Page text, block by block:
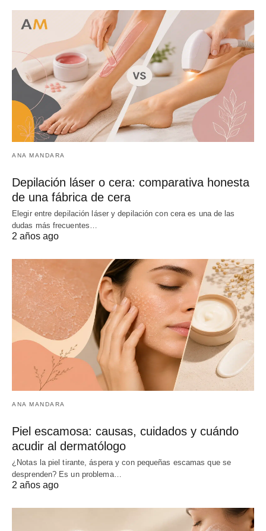
ANA MANDARA
Depilación láser o cera: comparativa honesta
de una fábrica de cera
Elegir entre depilación láser y depilación con cera es una de las
dudas más frecuentes…
2 años ago
ANA MANDARA
Piel escamosa: causas, cuidados y cuándo
acudir al dermatólogo
¿Notas la piel tirante, áspera y con pequeñas escamas que se
desprenden? Es un problema…
2 años ago